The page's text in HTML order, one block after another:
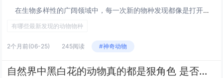
在生物多样性的广阔领域中，每一次新的物种发现都像是打开了一扇通向未知世界的窗户。最近，科学家...
有哪些最新发现的动物物种
2个月前(06-25) 245阅读 #神奇动物
自然界中黑白花的动物真的都是狠角色 是否有事实依据？